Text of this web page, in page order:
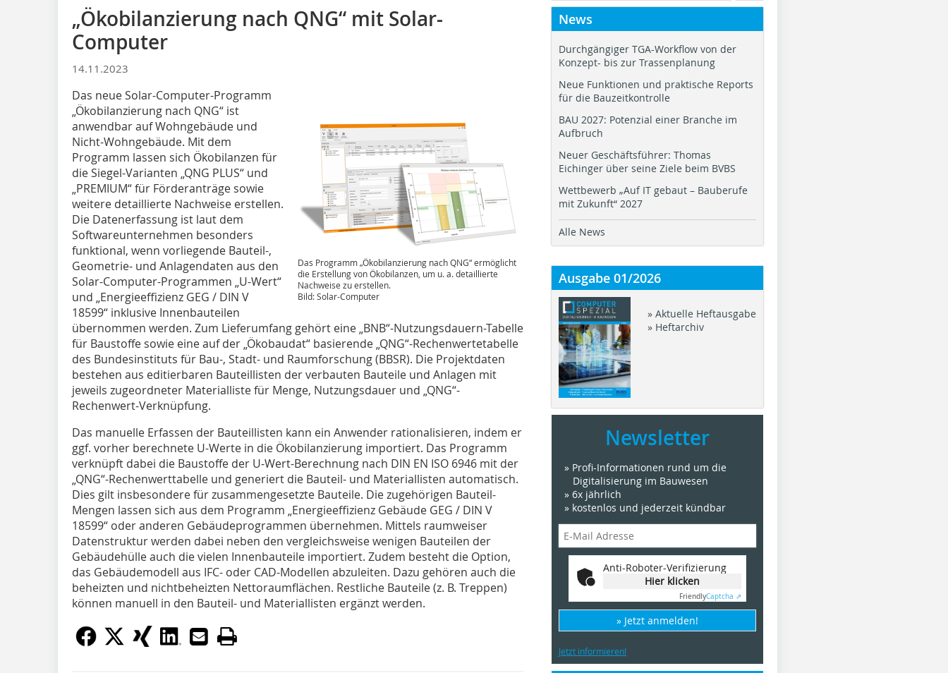
„Ökobilanzierung nach QNG“ mit Solar-
Computer
14.11.2023
Das Programm „Ökobilanzierung nach QNG“ ermöglicht
die Erstellung von Ökobilanzen, um u. a. detaillierte
Nachweise zu erstellen.
Bild: Solar-Computer
Das neue Solar-Computer-Programm
„Ökobilanzierung nach QNG“ ist
anwendbar auf Wohngebäude und
Nicht-Wohngebäude. Mit dem
Programm lassen sich Ökobilanzen für
die Siegel-Varianten „QNG PLUS“ und
„PREMIUM“ für Förderanträge sowie
weitere detaillierte Nachweise erstellen.
Die Datenerfassung ist laut dem
Softwareunternehmen besonders
funktional, wenn vorliegende Bauteil-,
Geometrie- und Anlagendaten aus den
Solar-Computer-Programmen „U-Wert“
und „Energieeffizienz GEG / DIN V
18599“ inklusive Innenbauteilen
übernommen werden. Zum Lieferumfang gehört eine „BNB“-Nutzungsdauern-Tabelle
für Baustoffe sowie eine auf der „Ökobaudat“ basierende „QNG“-Rechenwertetabelle
des Bundesinstituts für Bau-, Stadt- und Raumforschung (BBSR). Die Projektdaten
bestehen aus editierbaren Bauteillisten der verbauten Bauteile und Anlagen mit
jeweils zugeordneter Materialliste für Menge, Nutzungsdauer und „QNG“-
Rechenwert-Verknüpfung.
Das manuelle Erfassen der Bauteillisten kann ein Anwender rationalisieren, indem er
ggf. vorher berechnete U-Werte in die Ökobilanzierung importiert. Das Programm
verknüpft dabei die Baustoffe der U-Wert-Berechnung nach DIN EN ISO 6946 mit der
„QNG“-Rechenwerttabelle und generiert die Bauteil- und Materiallisten automatisch.
Dies gilt insbesondere für zusammengesetzte Bauteile. Die zugehörigen Bauteil-
Mengen lassen sich aus dem Programm „Energieeffizienz Gebäude GEG / DIN V
18599“ oder anderen Gebäudeprogrammen übernehmen. Mittels raumweiser
Datenstruktur werden dabei neben den vergleichsweise wenigen Bauteilen der
Gebäudehülle auch die vielen Innenbauteile importiert. Zudem besteht die Option,
das Gebäudemodell aus IFC- oder CAD-Modellen abzuleiten. Dazu gehören auch die
beheizten und nichtbeheizten Nettoraumflächen. Restliche Bauteile (z. B. Treppen)
können manuell in den Bauteil- und Materiallisten ergänzt werden.
News
Durchgängiger TGA-Workflow von der
Konzept- bis zur Trassenplanung
Neue Funktionen und praktische Reports
für die Bauzeitkontrolle
BAU 2027: Potenzial einer Branche im
Aufbruch
Neuer Geschäftsführer: Thomas
Eichinger über seine Ziele beim BVBS
Wettbewerb „Auf IT gebaut – Bauberufe
mit Zukunft“ 2027
Alle News
Ausgabe 01/2026
» Aktuelle Heftausgabe
» Heftarchiv
Newsletter
» Profi-Informationen rund um die
Digitalisierung im Bauwesen
» 6x jährlich
» kostenlos und jederzeit kündbar
Anti-Roboter-Verifizierung
Hier klicken
FriendlyCaptcha ⇗
» Jetzt anmelden!
Jetzt informieren!